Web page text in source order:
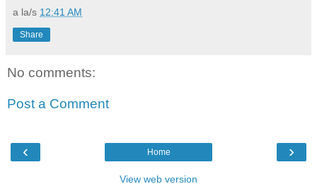
a la/s 12:41 AM
Share
No comments:
Post a Comment
‹ ›
Home
View web version